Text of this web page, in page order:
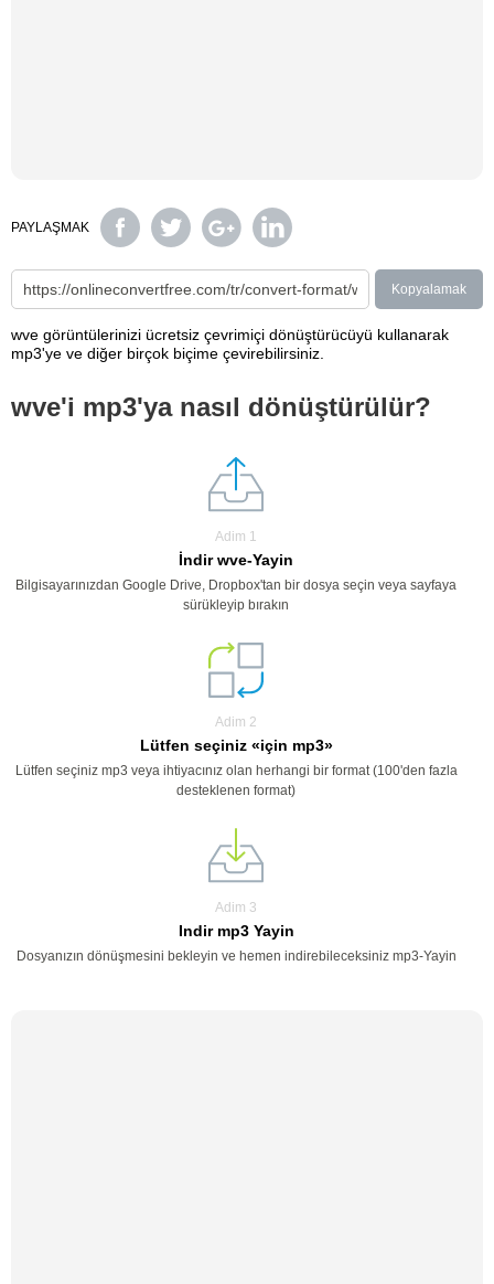
PAYLAŞMAK
Kopyalamak
wve görüntülerinizi ücretsiz çevrimiçi dönüştürücüyü kullanarak
mp3'ye ve diğer birçok biçime çevirebilirsiniz.
wve'i mp3'ya nasıl dönüştürülür?
Adim 1
İndir wve-Yayin
Bilgisayarınızdan Google Drive, Dropbox'tan bir dosya seçin veya sayfaya
sürükleyip bırakın
Adim 2
Lütfen seçiniz «için mp3»
Lütfen seçiniz mp3 veya ihtiyacınız olan herhangi bir format (100'den fazla
desteklenen format)
Adim 3
Indir mp3 Yayin
Dosyanızın dönüşmesini bekleyin ve hemen indirebileceksiniz mp3-Yayin